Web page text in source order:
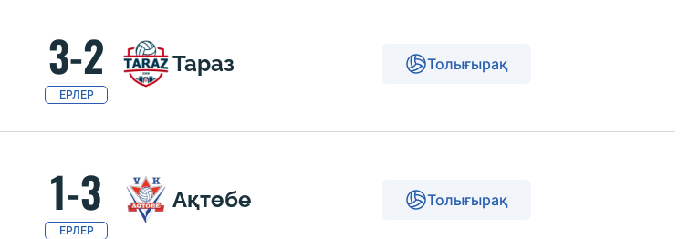
3-2
ЕРЛЕР
Тараз Толығырақ
1-3
ЕРЛЕР
Ақтөбе Толығырақ